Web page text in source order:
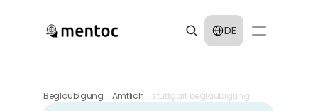
Select Language
DE
Beglaubigung Amtlich stuttgart beglaubigung